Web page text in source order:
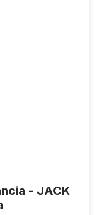
- JACK